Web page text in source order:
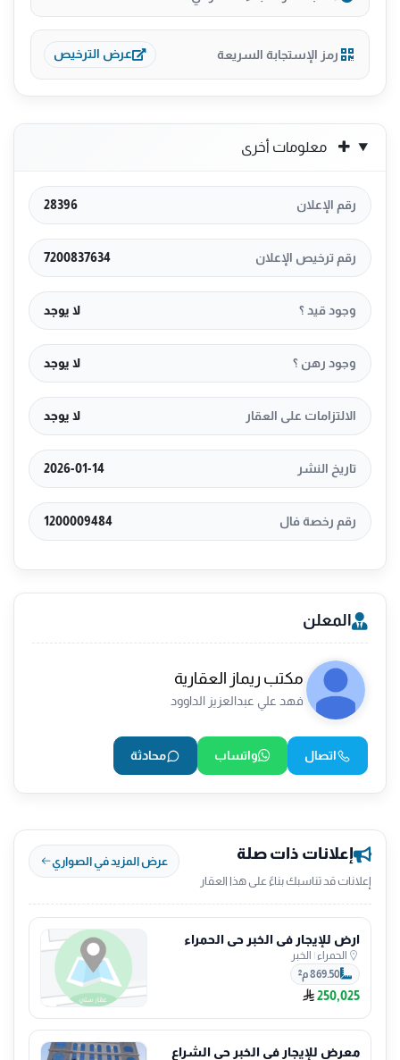
رمز الإستجابة السريعة عرض الترخيص
معلومات أخرى
رقم الإعلان 28396
رقم ترخيص الإعلان 7200837634
وجود قيد ؟ لا يوجد
وجود رهن ؟ لا يوجد
الالتزامات على العقار لا يوجد
تاريخ النشر 2026-01-14
رقم رخصة فال 1200009484
المعلن
مكتب ريماز العقارية
فهد علي عبدالعزيز الداوود
اتصال واتساب محادثة
إعلانات ذات صلة
إعلانات قد تناسبك بناءً على هذا العقار
عرض المزيد في الصواري
ارض للإيجار في الخبر حي الحمراء
الحمراء | الخبر
869.50 م²
250,025
معرض للإيجار في الخبر حي الشراع